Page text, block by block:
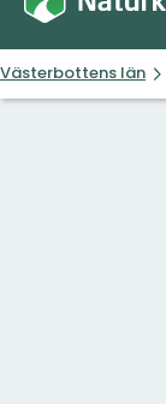
Västerbottens län